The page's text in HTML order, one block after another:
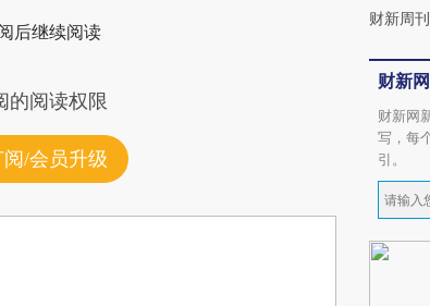
后继续阅读
的阅读权限
阅/会员升级
财新周刊
财新
财新网
写，每
引。